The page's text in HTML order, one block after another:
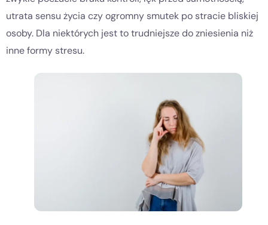
utrata sensu życia czy ogromny smutek po stracie bliskiej
osoby. Dla niektórych jest to trudniejsze do zniesienia niż
inne formy stresu.